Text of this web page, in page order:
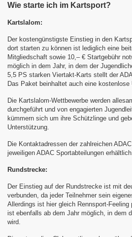
Wie starte ich im Kartsport?
Kartslalom:
Der kostengünstigste Einstieg in den
dort starten zu können ist lediglich eine
Mitgliedschaft sowie 10,– € Startgebühr
möglich in dem Jahr, in dem der
5,5 PS starken Viertakt-Karts stellt der
Das Paket beinhaltet auch eine kostenlose
Die Kartslalom-Wettbewerbe werden
durchgeführt und von engagierten
kümmern sich um ihre Schützlinge und
Unterstützung.
Die Kontaktadressen der zahlreichen
jeweiligen ADAC Sportabteilungen erhältlich.
Rundstrecke:
Der Einstieg auf der Rundstrecke ist mit
verbunden, da jeder Teilnehmer sein
Allerdings ist hier gleich Rennsport-Feeling
ist ebenfalls ab dem Jahr möglich, in dem
wird.